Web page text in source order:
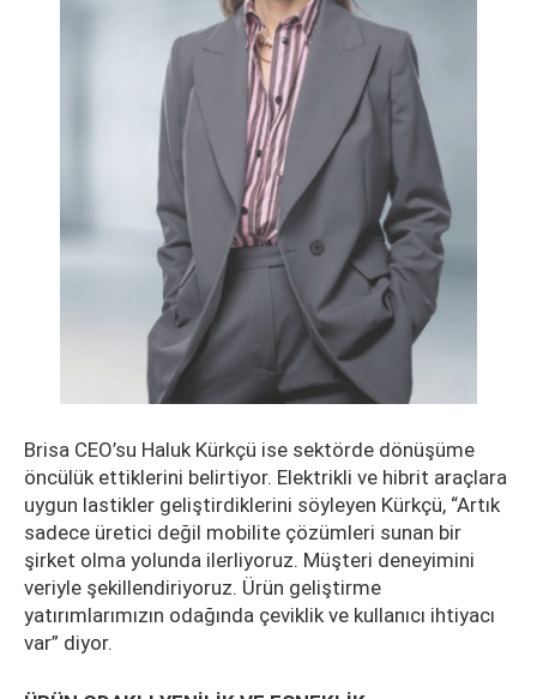
Brisa CEO’su Haluk Kürkçü ise sektörde dönüşüme
öncülük ettiklerini belirtiyor. Elektrikli ve hibrit araçlara
uygun lastikler geliştirdiklerini söyleyen Kürkçü, “Artık
sadece üretici değil mobilite çözümleri sunan bir
şirket olma yolunda ilerliyoruz. Müşteri deneyimini
veriyle şekillendiriyoruz. Ürün geliştirme
yatırımlarımızın odağında çeviklik ve kullanıcı ihtiyacı
var” diyor.